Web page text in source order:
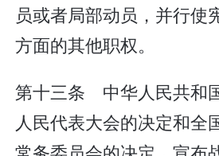
员或者局部动员，并行使
方面的其他职权。
第十三条 中华人民共和
人民代表大会的决定和全